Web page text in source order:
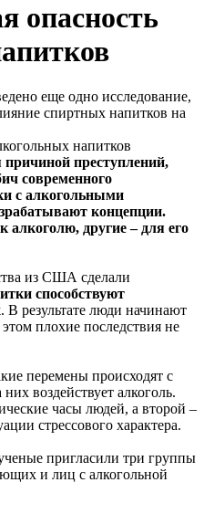
опасность
еще одно исследование,
спиртных напитков на
причиной преступлений,
современного
с алкогольными
концепции.
алкоголю, другие – для его
из США сделали
способствуют
. В результате люди начинают
плохие последствия не
перемены происходят с
воздействует алкоголь.
часы людей, а второй –
стрессового характера.
пригласили три группы
и лиц с алкогольной